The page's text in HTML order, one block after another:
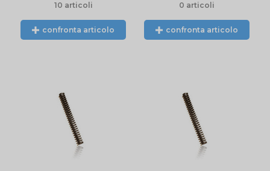
10 articoli
confronta articolo
0 articoli
confronta articolo